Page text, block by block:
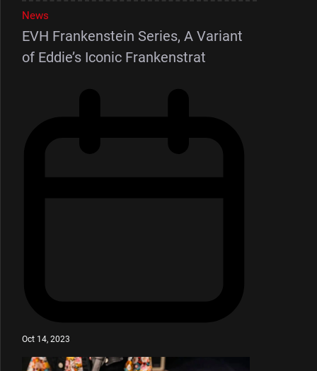
News
EVH Frankenstein Series, A Variant
of Eddie’s Iconic Frankenstrat
Oct 14, 2023